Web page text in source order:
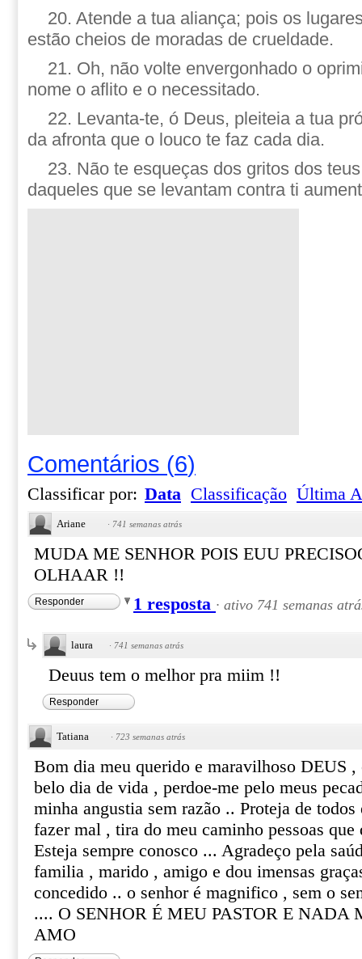
20. Atende a tua aliança; pois os
estão cheios de moradas de crueldade.
21. Oh, não volte envergonhado o
nome o aflito e o necessitado.
22. Levanta-te, ó Deus, pleiteia a tua
da afronta que o louco te faz cada dia.
23. Não te esqueças dos gritos dos
daqueles que se levantam contra ti
Comentários (6)
Classificar por: Data Classificação Última
Ariane · 741 semanas atrás
MUDA ME SENHOR POIS EUU
OLHAAR !!
Responder 1 resposta · ativo 741 semanas
laura · 741 semanas atrás
Deuus tem o melhor pra miim !!
Responder
Tatiana · 723 semanas atrás
Bom dia meu querido e maravilhoso DEUS
belo dia de vida , perdoe-me pelo meus
minha angustia sem razão .. Proteja de todos
fazer mal , tira do meu caminho pessoas
Esteja sempre conosco ... Agradeço pela
familia , marido , amigo e dou imensas
concedido .. o senhor é magnifico , sem o
.... O SENHOR É MEU PASTOR E NADA
AMO